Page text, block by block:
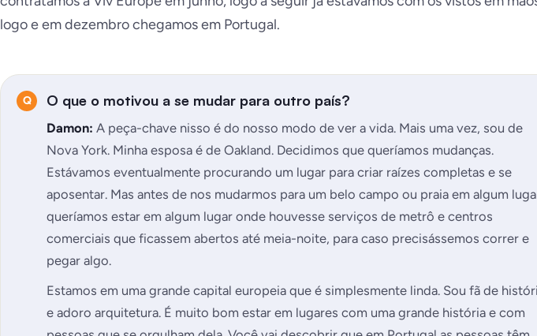
logo e em dezembro chegamos em Portugal.
O que o motivou a se mudar para outro país?
Damon: A peça-chave nisso é do nosso modo de ver a vida. Mais uma vez, sou de
Nova York. Minha esposa é de Oakland. Decidimos que queríamos mudanças.
Estávamos eventualmente procurando um lugar para criar raízes completas e se
aposentar. Mas antes de nos mudarmos para um belo campo ou praia em algum
queríamos estar em algum lugar onde houvesse serviços de metrô e centros
comerciais que ficassem abertos até meia-noite, para caso precisássemos correr e
pegar algo.
Estamos em uma grande capital europeia que é simplesmente linda. Sou fã de
e adoro arquitetura. É muito bom estar em lugares com uma grande história e com